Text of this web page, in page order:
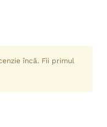
încă. Fii primul